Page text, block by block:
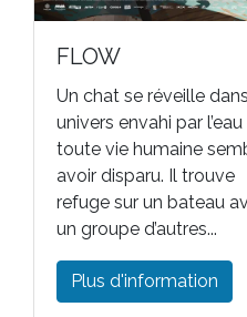
FLOW
Un chat se réveille
univers envahi par l’eau
toute vie humaine
avoir disparu. Il trouve
refuge sur un bateau
un groupe d’autres...
Plus d'information